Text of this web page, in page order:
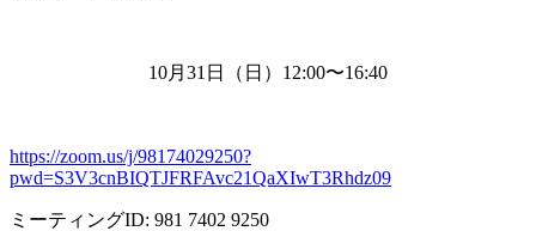
10月 31 日（日） 12:00〜16:40
https://zoom.us/j/98174029250?
pwd=S3V3cnBIQTJFRFAvc21QaXIwT3Rhdz09
ミーティングID: 981 7402 9250